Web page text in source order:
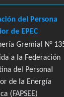
del Persona
de EPEC
Gremial N°
a la Federación
del Personal
de la Energía
(FAPSEE)